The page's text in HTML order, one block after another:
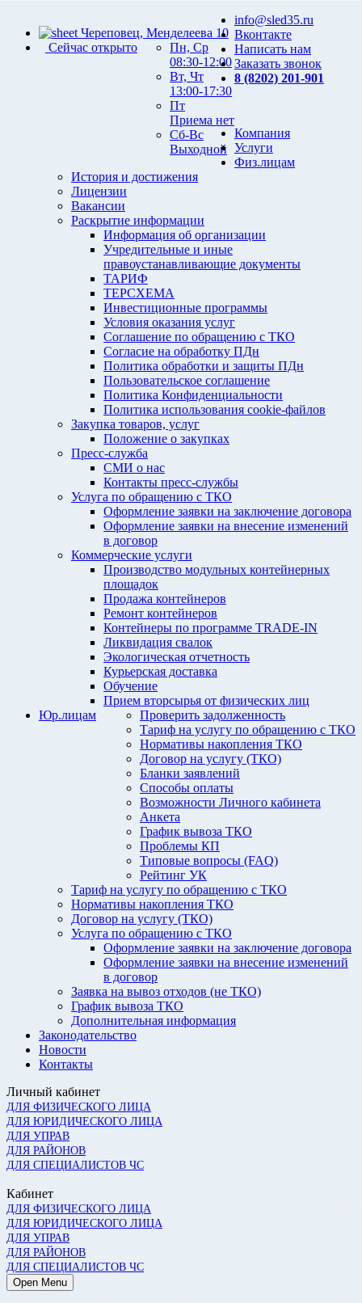
Череповец, Менделеева 10
Сейчас открыто
Пн, Ср
08:30-12:00
Вт, Чт
13:00-17:30
Пт
Приема нет
Сб-Вс
Выходной
info@sled35.ru
Вконтакте
Написать нам
Заказать звонок
8 (8202) 201-901
Компания
История и достижения
Лицензии
Вакансии
Раскрытие информации
Информация об организации
Учредительные и иные
правоустанавливающие документы
ТАРИФ
ТЕРСХЕМА
Инвестиционные программы
Условия оказания услуг
Соглашение по обращению с ТКО
Согласие на обработку ПДн
Политика обработки и защиты ПДн
Пользовательское соглашение
Политика Конфиденциальности
Политика использования cookie-файлов
Закупка товаров, услуг
Положение о закупках
Пресс-служба
СМИ о нас
Контакты пресс-службы
Услуги
Услуга по обращению с ТКО
Оформление заявки на заключение договора
Оформление заявки на внесение изменений
в договор
Коммерческие услуги
Производство модульных контейнерных
площадок
Продажа контейнеров
Ремонт контейнеров
Контейнеры по программе TRADE-IN
Ликвидация свалок
Экологическая отчетность
Курьерская доставка
Обучение
Прием вторсырья от физических лиц
Физ.лицам
Проверить задолженность
Тариф на услугу по обращению с ТКО
Нормативы накопления ТКО
Договор на услугу (ТКО)
Бланки заявлений
Способы оплаты
Возможности Личного кабинета
Анкета
График вывоза ТКО
Проблемы КП
Типовые вопросы (FAQ)
Рейтинг УК
Юр.лицам
Тариф на услугу по обращению с ТКО
Нормативы накопления ТКО
Договор на услугу (ТКО)
Услуга по обращению с ТКО
Оформление заявки на заключение договора
Оформление заявки на внесение изменений
в договор
Заявка на вывоз отходов (не ТКО)
График вывоза ТКО
Дополнительная информация
Законодательство
Новости
Контакты
Личный кабинет
ДЛЯ ФИЗИЧЕСКОГО ЛИЦА
ДЛЯ ЮРИДИЧЕСКОГО ЛИЦА
ДЛЯ УПРАВ
ДЛЯ РАЙОНОВ
ДЛЯ СПЕЦИАЛИСТОВ ЧС
Кабинет
ДЛЯ ФИЗИЧЕСКОГО ЛИЦА
ДЛЯ ЮРИДИЧЕСКОГО ЛИЦА
ДЛЯ УПРАВ
ДЛЯ РАЙОНОВ
ДЛЯ СПЕЦИАЛИСТОВ ЧС
Open Menu